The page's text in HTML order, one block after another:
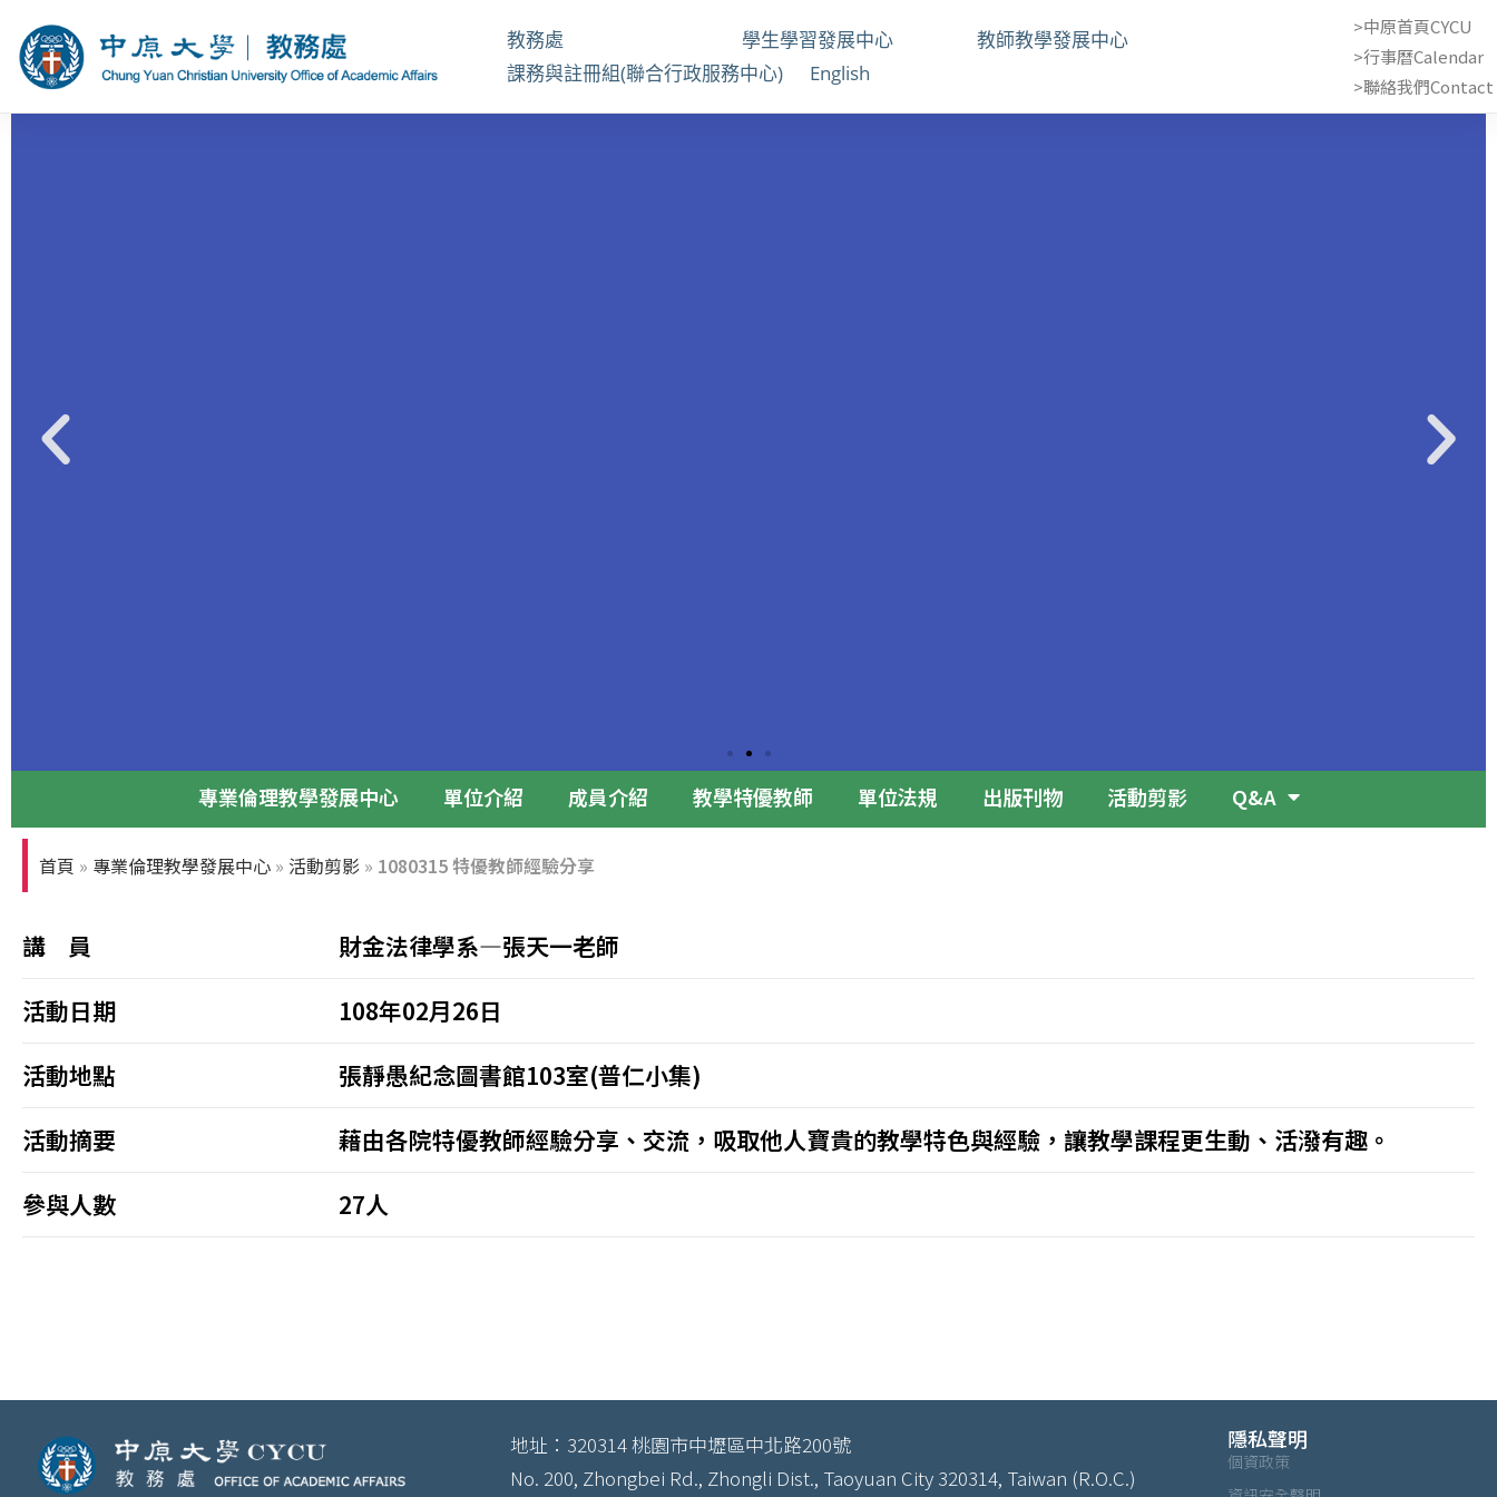
教務處 學生學習發展中心
教師教學發展中心
課務與註冊組(聯合行政服務中心)
English
>中原首頁CYCU
>行事曆Calendar
>聯絡我們Contact
專業倫理論壇
專業倫理教學發展中心 單位介紹 成員介紹 教學特優教師 單位法規 出版刊物 活動剪影 Q&A
首頁 » 專業倫理教學發展中心 » 活動剪影 » 1080315 特優教師經驗分享
講 員
財金法律學系—張天一老師
活動日期
108年02月26日
活動地點
張靜愚紀念圖書館103室(普仁小集)
活動摘要
藉由各院特優教師經驗分享、交流，吸取他人寶貴的教學特色與經驗，讓教學課程更生動、活潑有趣。
參與人數
27人
地址：320314 桃園市中壢區中北路200號
No. 200, Zhongbei Rd., Zhongli Dist., Taoyuan City 320314, Taiwan (R.O.C.)
隱私聲明
個資政策